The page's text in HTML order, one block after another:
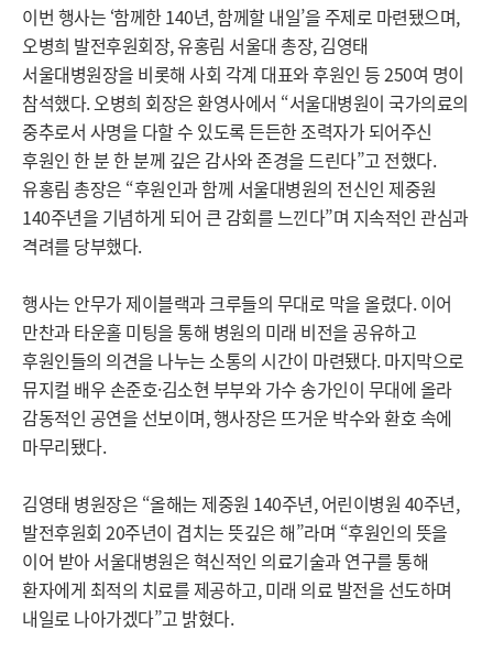
이번 행사는 ‘함께한 140년, 함께할 내일’을 주제로 마련됐으며,
오병희 발전후원회장, 유홍림 서울대 총장, 김영태
서울대병원장을 비롯해 사회 각계 대표와 후원인 등 250여 명이
참석했다. 오병희 회장은 환영사에서 “서울대병원이 국가의료의
중추로서 사명을 다할 수 있도록 든든한 조력자가 되어주신
후원인 한 분 한 분께 깊은 감사와 존경을 드린다”고 전했다.
유홍림 총장은 “후원인과 함께 서울대병원의 전신인 제중원
140주년을 기념하게 되어 큰 감회를 느낀다”며 지속적인 관심과
격려를 당부했다.
행사는 안무가 제이블랙과 크루들의 무대로 막을 올렸다. 이어
만찬과 타운홀 미팅을 통해 병원의 미래 비전을 공유하고
후원인들의 의견을 나누는 소통의 시간이 마련됐다. 마지막으로
뮤지컬 배우 손준호·김소현 부부와 가수 송가인이 무대에 올라
감동적인 공연을 선보이며, 행사장은 뜨거운 박수와 환호 속에
마무리됐다.
김영태 병원장은 “올해는 제중원 140주년, 어린이병원 40주년,
발전후원회 20주년이 겹치는 뜻깊은 해”라며 “후원인의 뜻을
이어 받아 서울대병원은 혁신적인 의료기술과 연구를 통해
환자에게 최적의 치료를 제공하고, 미래 의료 발전을 선도하며
내일로 나아가겠다”고 밝혔다.